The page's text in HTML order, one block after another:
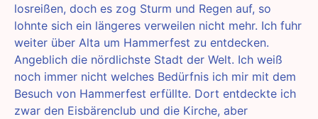
losreißen, doch es zog Sturm und Regen auf, so
lohnte sich ein längeres verweilen nicht mehr. Ich fuhr
weiter über Alta um Hammerfest zu entdecken.
Angeblich die nördlichste Stadt der Welt. Ich weiß
noch immer nicht welches Bedürfnis ich mir mit dem
Besuch von Hammerfest erfüllte. Dort entdeckte ich
zwar den Eisbärenclub und die Kirche, aber